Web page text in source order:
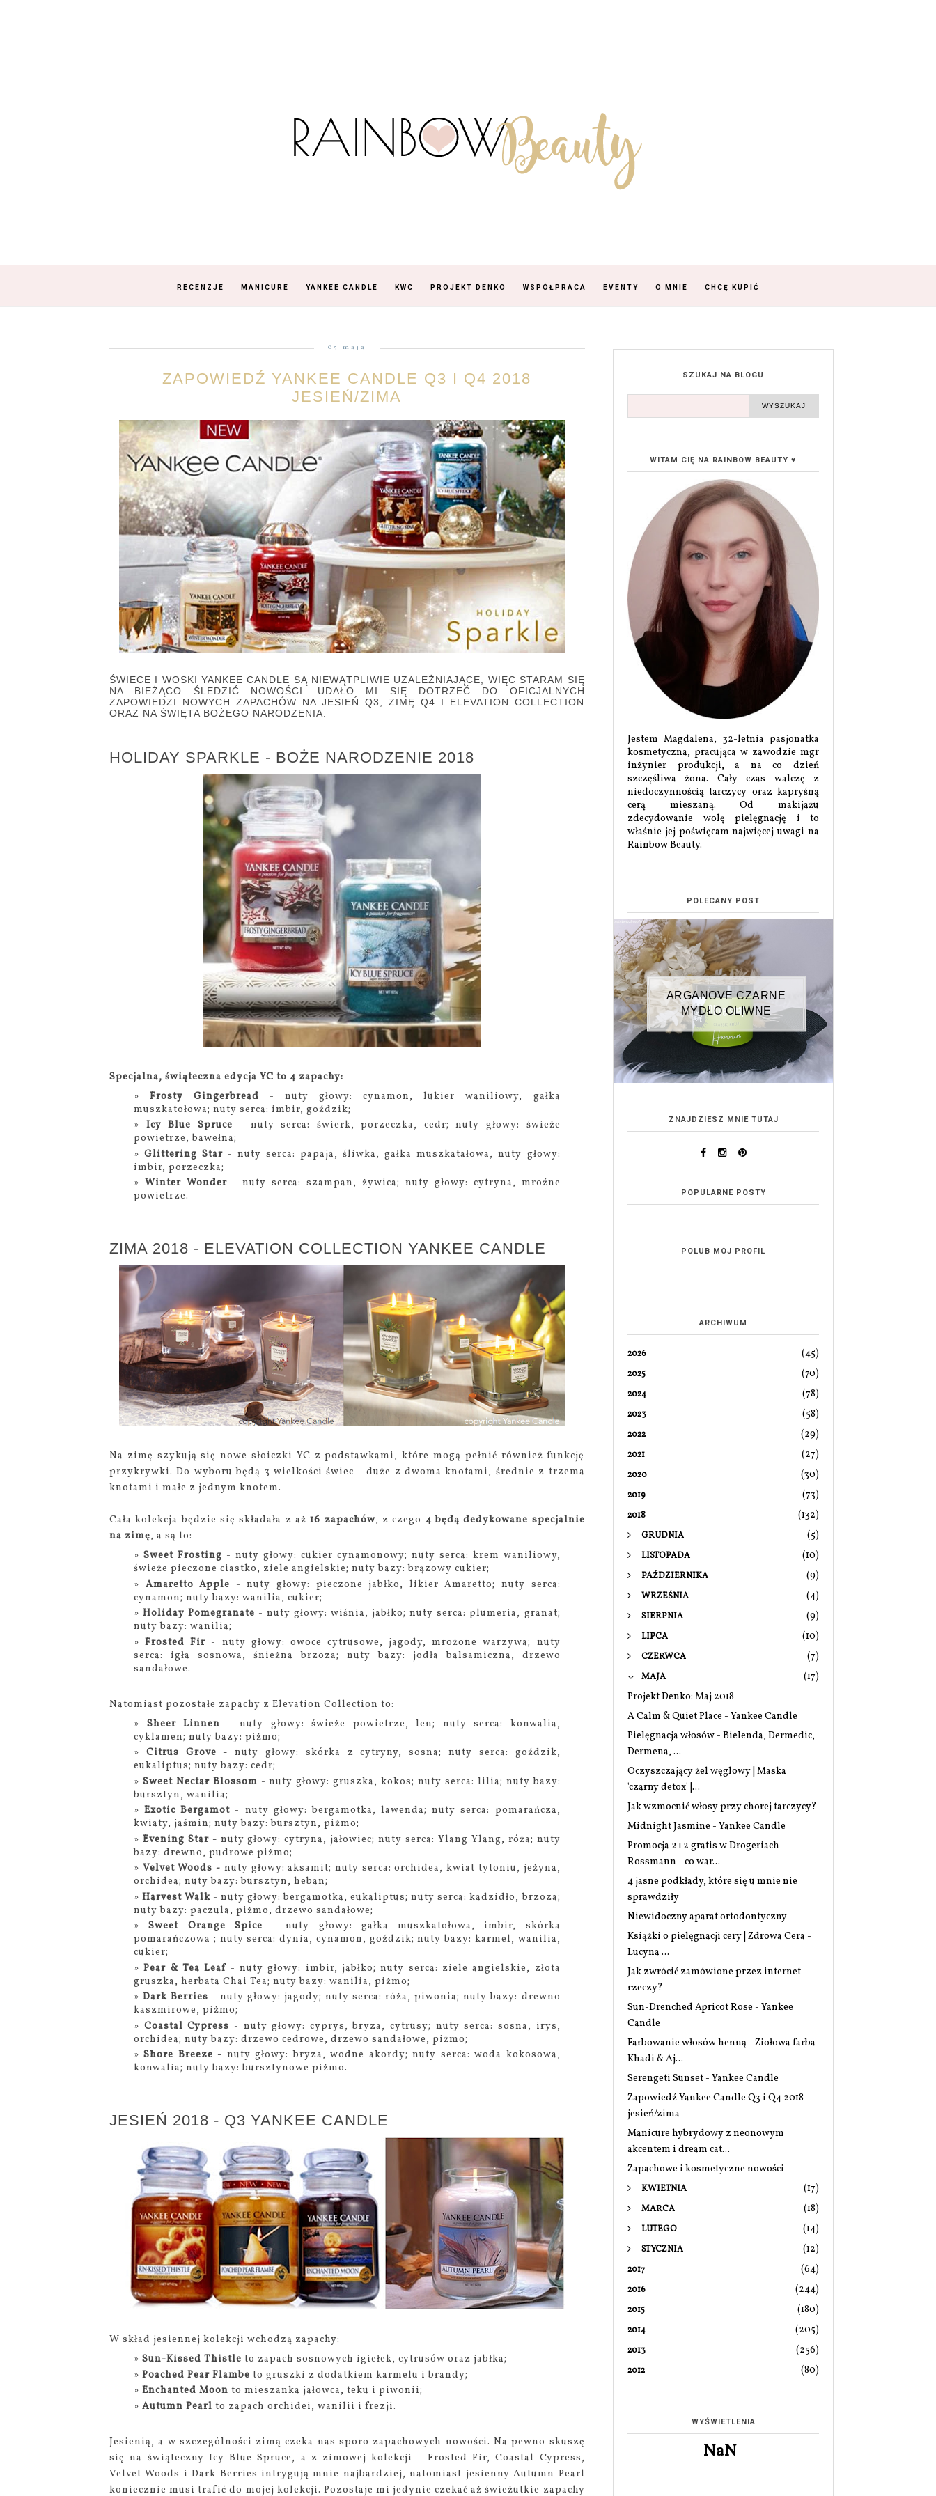
RECENZJE MANICURE YANKEE CANDLE KWC PROJEKT DENKO WSPÓŁPRACA EVENTY O MNIE CHCĘ KUPIĆ
05 maja
ZAPOWIEDŹ YANKEE CANDLE Q3 I Q4 2018
JESIEŃ/ZIMA
ŚWIECE I WOSKI YANKEE CANDLE SĄ NIEWĄTPLIWIE UZALEŻNIAJĄCE, WIĘC STARAM SIĘ
NA BIEŻĄCO ŚLEDZIĆ NOWOŚCI. UDAŁO MI SIĘ DOTRZEĆ DO OFICJALNYCH
ZAPOWIEDZI NOWYCH ZAPACHÓW NA JESIEŃ Q3, ZIMĘ Q4 I ELEVATION COLLECTION
ORAZ NA ŚWIĘTA BOŻEGO NARODZENIA.
HOLIDAY SPARKLE - BOŻE NARODZENIE 2018
Specjalna, świąteczna edycja YC to 4 zapachy:
Frosty Gingerbread - nuty głowy: cynamon, lukier waniliowy, gałka
muszkatołowa; nuty serca: imbir, goździk;
Icy Blue Spruce - nuty serca: świerk, porzeczka, cedr; nuty głowy: świeże
powietrze, bawełna;
Glittering Star - nuty serca: papaja, śliwka, gałka muszkatałowa, nuty głowy:
imbir, porzeczka;
Winter Wonder- nuty serca: szampan, żywica; nuty głowy: cytryna, mroźne
powietrze.
ZIMA 2018 - ELEVATION COLLECTION YANKEE CANDLE
Na zimę szykują się nowe słoiczki YC z podstawkami, które mogą pełnić również funkcję
przykrywki. Do wyboru będą 3 wielkości świec - duże z dwoma knotami, średnie z trzema
knotami i małe z jednym knotem.
Cała kolekcja będzie się składała z aż16 zapachów, z czego 4 będą dedykowane specjalnie
na zimę, a są to:
Sweet Frosting - nuty głowy: cukier cynamonowy; nuty serca: krem waniliowy,
świeże pieczone ciastko, ziele angielskie; nuty bazy: brązowy cukier;
Amaretto Apple - nuty głowy: pieczone jabłko, likier Amaretto; nuty serca:
cynamon; nuty bazy: wanilia, cukier;
Holiday Pomegranate - nuty głowy: wiśnia, jabłko; nuty serca: plumeria, granat;
nuty bazy: wanilia;
Frosted Fir - nuty głowy: owoce cytrusowe, jagody, mrożone warzywa; nuty
serca: igła sosnowa, śnieżna brzoza; nuty bazy: jodła balsamiczna, drzewo
sandałowe.
Natomiast pozostałe zapachy z Elevation Collection to:
Sheer Linnen - nuty głowy: świeże powietrze, len; nuty serca: konwalia,
cyklamen; nuty bazy: piżmo;
Citrus Grove -nuty głowy: skórka z cytryny, sosna; nuty serca: goździk,
eukaliptus; nuty bazy: cedr;
Sweet Nectar Blossom - nuty głowy: gruszka, kokos; nuty serca: lilia; nuty bazy:
bursztyn, wanilia;
Exotic Bergamot - nuty głowy: bergamotka, lawenda; nuty serca: pomarańcza,
kwiaty, jaśmin; nuty bazy: bursztyn, piżmo;
Evening Star - nuty głowy: cytryna, jałowiec; nuty serca: Ylang Ylang, róża; nuty
bazy: drewno, pudrowe piżmo;
Velvet Woods - nuty głowy: aksamit; nuty serca: orchidea, kwiat tytoniu, jeżyna,
orchidea; nuty bazy: bursztyn, heban;
Harvest Walk - nuty głowy: bergamotka, eukaliptus; nuty serca: kadzidło, brzoza;
nuty bazy: paczula, piżmo, drzewo sandałowe;
Sweet Orange Spice - nuty głowy: gałka muszkatołowa, imbir, skórka
pomarańczowa ; nuty serca: dynia, cynamon, goździk; nuty bazy: karmel, wanilia,
cukier;
Pear & Tea Leaf- nuty głowy: imbir, jabłko; nuty serca: ziele angielskie, złota
gruszka, herbata Chai Tea; nuty bazy: wanilia, piżmo;
Dark Berries - nuty głowy: jagody; nuty serca: róża, piwonia; nuty bazy: drewno
kaszmirowe, piżmo;
Coastal Cypress - nuty głowy: cyprys, bryza, cytrusy; nuty serca: sosna, irys,
orchidea; nuty bazy: drzewo cedrowe, drzewo sandałowe, piżmo;
Shore Breeze - nuty głowy: bryza, wodne akordy; nuty serca: woda kokosowa,
konwalia; nuty bazy: bursztynowe piżmo.
JESIEŃ 2018 - Q3 YANKEE CANDLE
W skład jesiennej kolekcji wchodzą zapachy:
Sun-Kissed Thistle to zapach sosnowych igiełek, cytrusów oraz jabłka;
Poached Pear Flambe to gruszki z dodatkiem karmelu i brandy;
Enchanted Moon to mieszanka jałowca, teku i piwonii;
Autumn Pearl to zapach orchidei, wanilii i frezji.
Jesienią, a w szczególności zimą czeka nas sporo zapachowych nowości. Na pewno skuszę
się na świąteczny Icy Blue Spruce, a z zimowej kolekcji - Frosted Fir, Coastal Cypress,
Velvet Woods i Dark Berries intrygują mnie najbardziej, natomiast jesienny Autumn Pearl
koniecznie musi trafić do mojej kolekcji. Pozostaje mi jedynie czekać aż świeżutkie zapachy
SZUKAJ NA BLOGU
WITAM CIĘ NA RAINBOW BEAUTY ♥
Jestem Magdalena, 32-letnia pasjonatka
kosmetyczna, pracująca w zawodzie mgr
inżynier produkcji, a na co dzień
szczęśliwa żona. Cały czas walczę z
niedoczynnością tarczycy oraz kapryśną
cerą mieszaną. Od makijażu
zdecydowanie wolę pielęgnację i to
właśnie jej poświęcam najwięcej uwagi na
Rainbow Beauty.
POLECANY POST
ARGANOVE CZARNE
MYDŁO OLIWNE
ZNAJDZIESZ MNIE TUTAJ
POPULARNE POSTY
POLUB MÓJ PROFIL
ARCHIWUM
2026 (45)
2025 (70)
2024 (78)
2023 (58)
2022 (29)
2021 (27)
2020 (30)
2019 (73)
2018 (132)
GRUDNIA (5)
LISTOPADA (10)
PAŹDZIERNIKA (9)
WRZEŚNIA (4)
SIERPNIA (9)
LIPCA (10)
CZERWCA (7)
MAJA
(17)
Projekt Denko: Maj 2018
A Calm & Quiet Place - Yankee Candle
Pielęgnacja włosów - Bielenda, Dermedic,
Dermena, ...
Oczyszczający żel węglowy | Maska
'czarny detox' |...
Jak wzmocnić włosy przy chorej tarczycy?
Midnight Jasmine - Yankee Candle
Promocja 2+2 gratis w Drogeriach
Rossmann - co war...
4 jasne podkłady, które się u mnie nie
sprawdziły
Niewidoczny aparat ortodontyczny
Książki o pielęgnacji cery | Zdrowa Cera -
Lucyna ...
Jak zwrócić zamówione przez internet
rzeczy?
Sun-Drenched Apricot Rose - Yankee
Candle
Farbowanie włosów henną - Ziołowa farba
Khadi & Aj...
Serengeti Sunset - Yankee Candle
Zapowiedź Yankee Candle Q3 i Q4 2018
jesień/zima
Manicure hybrydowy z neonowym
akcentem i dream cat...
Zapachowe i kosmetyczne nowości
KWIETNIA (17)
MARCA (18)
LUTEGO (14)
STYCZNIA (12)
2017 (64)
2016 (244)
2015 (180)
2014 (205)
2013 (256)
2012 (80)
WYŚWIETLENIA
NaN